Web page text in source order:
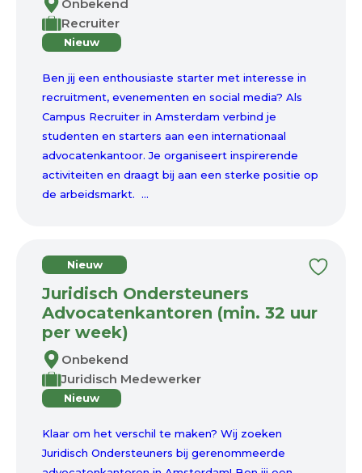
Onbekend
Recruiter
Nieuw
Ben jij een enthousiaste starter met interesse in
recruitment, evenementen en social media? Als
Campus Recruiter in Amsterdam verbind je
studenten en starters aan een internationaal
advocatenkantoor. Je organiseert inspirerende
activiteiten en draagt bij aan een sterke positie op
de arbeidsmarkt. ...
Nieuw
Juridisch Ondersteuners
Advocatenkantoren (min. 32 uur
per week)
Onbekend
Juridisch Medewerker
Nieuw
Klaar om het verschil te maken? Wij zoeken
Juridisch Ondersteuners bij gerenommeerde